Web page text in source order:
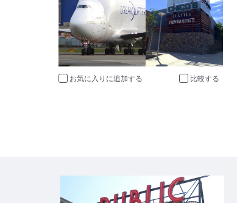
お気に入りに追加 比較